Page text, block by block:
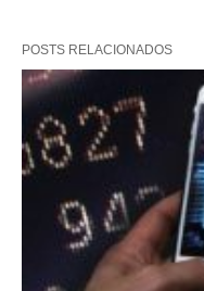
POSTS RELACIONADOS